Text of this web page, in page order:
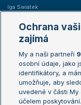
Iga Swiatek
Žebříčky
Žebříček ATP (muži)
Žebříček WTA (ženy)
Sázkařský žebříček
Ochrana
zajímá
My a naši partneři
osobní údaje, jako
identifikátory, a
umožňuje, aby
uvedené v části
účelem